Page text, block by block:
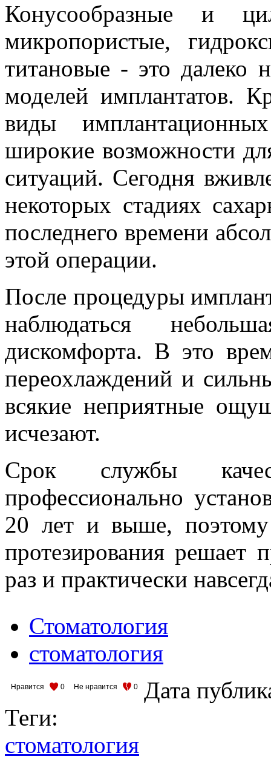
Конусообразные и
микропористые,
титановые - это далеко
моделей имплантатов.
виды
широкие возможности
ситуаций. Сегодня
некоторых стадиях
последнего времени
этой операции.
После процедуры
наблюдаться
дискомфорта. В это
переохлаждений и
всякие неприятные
исчезают.
Срок службы
профессионально
20 лет и выше,
протезирования решает
раз и практически
Стоматология
стоматология
Нравится 0 Не нравится 0
Дата
Теги:
стоматология